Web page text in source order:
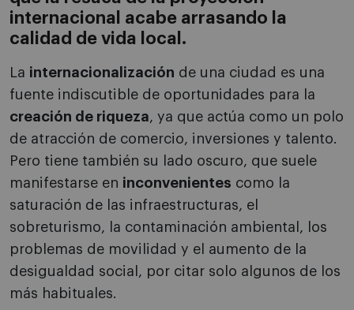
internacional acabe arrasando la
calidad de vida local.
La internacionalización de una ciudad es una
fuente indiscutible de oportunidades para la
creación de riqueza, ya que actúa como un polo
de atracción de comercio, inversiones y talento.
Pero tiene también su lado oscuro, que suele
manifestarse en inconvenientes como la
saturación de las infraestructuras, el
sobreturismo, la contaminación ambiental, los
problemas de movilidad y el aumento de la
desigualdad social, por citar solo algunos de los
más habituales.